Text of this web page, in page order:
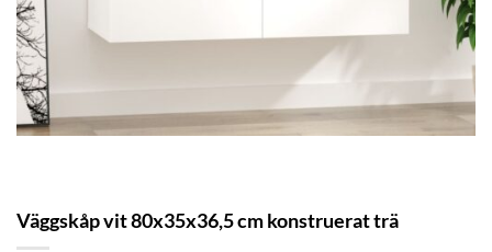
Väggskåp vit 80x35x36,5 cm konstruerat trä